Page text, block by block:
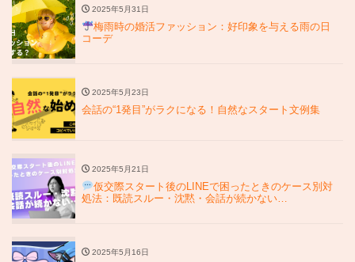
2025年5月31日
梅雨時の婚活ファッション：好印象を与える雨の日
コーデ
2025年5月23日
会話の“1発目”がラクになる！自然なスタート文例集
2025年5月21日
仮交際スタート後のLINEで困ったときのケース別対
処法：既読スルー・沈黙・会話が続かない…
2025年5月16日